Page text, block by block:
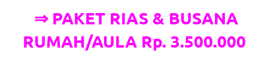
rolex.
content
https://
⇒ PAKET RIAS & BUSANA
RUMAH/AULA Rp. 3.500.000